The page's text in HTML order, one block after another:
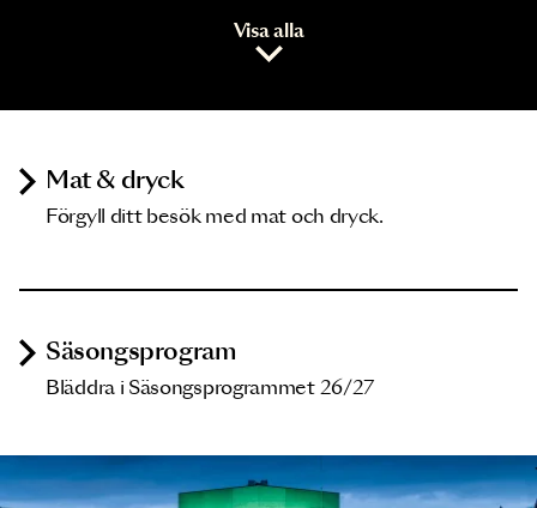
Visa alla
Mat & dryck
Förgyll ditt besök med mat och dryck.
Säsongsprogram
Bläddra i Säsongsprogrammet 26/27